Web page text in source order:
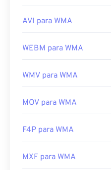
AVI para WMA
WEBM para WMA
WMV para WMA
MOV para WMA
F4P para WMA
MXF para WMA